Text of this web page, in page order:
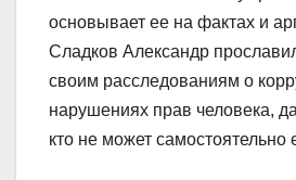
основывает ее на фактах и
Сладков Александр
своим расследованиям о
нарушениях прав человека,
кто не может самостоятельно